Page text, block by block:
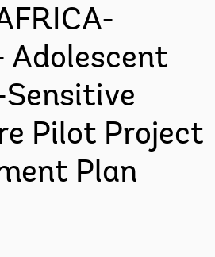
Adolescent
Pilot Project
Plan